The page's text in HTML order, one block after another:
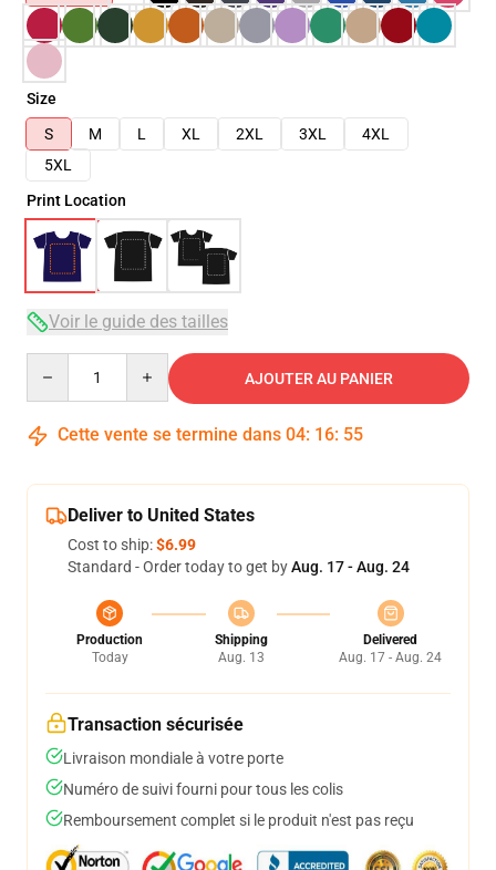
Size
S
M L XL 2XL 3XL
4XL
5XL
Print Location
Voir le guide des tailles
AJOUTER AU PANIER
Cette vente se termine dans 04: 16: 54
Deliver to United States
Cost to ship:$6.99
Standard - Order today to get byAug. 17 - Aug. 24
Production
Today
Shipping
Aug. 13
Delivered
Aug. 17 - Aug. 24
Transaction sécurisée
Livraison mondiale à votre porte
Numéro de suivi fourni pour tous les colis
Remboursement complet si le produit n'est pas reçu